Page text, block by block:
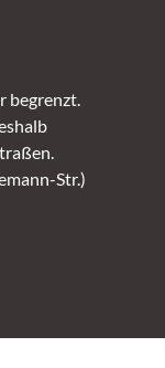
begrenzt.
Str.)